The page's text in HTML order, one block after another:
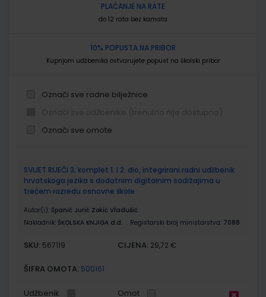
PLAĆANJE NA RATE
do 12 rata bez kamata
10% POPUSTA NA PRIBOR
Kupnjom udžbenika ostvarujete popust na školski pribor
Označi sve radne bilježnice
Označi sve omote
proizvodi
SVIJET RIJEČI 3; komplet 1. I 2. dio, integrirani radni udžbenik
hrvatskoga jezika s dodatnim digitalnim sadržajima u
trećem razredu osnovne škole
Autor(i): Španić Jurić Zokić Vladušić
Nakladnik: ŠKOLSKA KNJIGA d.d. Registarski broj ministarstva: 7088
SKU: 567119 CIJENA: 29,72 €
ŠIFRA OMOTA: 500161
Udžbenik Omot